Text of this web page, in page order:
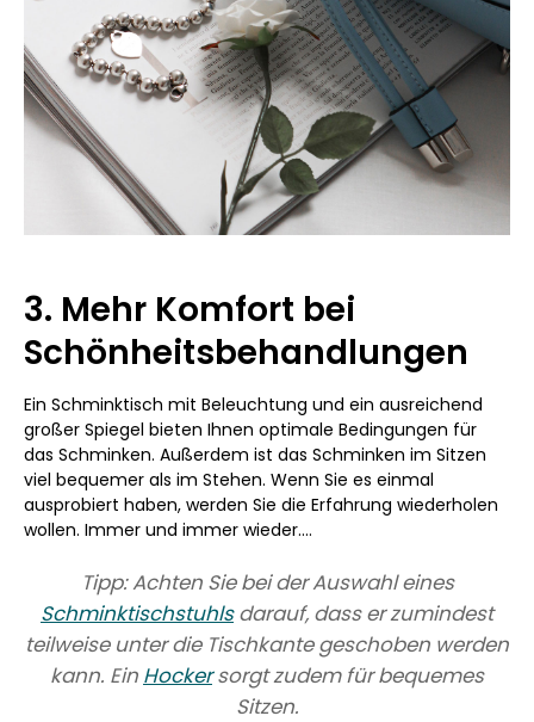
3. Mehr Komfort bei
Schönheitsbehandlungen
Ein Schminktisch mit Beleuchtung und ein ausreichend
großer Spiegel bieten Ihnen optimale Bedingungen für
das Schminken. Außerdem ist das Schminken im Sitzen
viel bequemer als im Stehen. Wenn Sie es einmal
ausprobiert haben, werden Sie die Erfahrung wiederholen
wollen. Immer und immer wieder....
Tipp: Achten Sie bei der Auswahl eines
Schminktischstuhlsdarauf, dass er zumindest
teilweise unter die Tischkante geschoben werden
kann. Ein Hockersorgt zudem für bequemes
Sitzen.